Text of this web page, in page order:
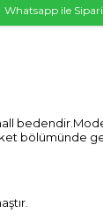
Whatsapp ile
bölümünde